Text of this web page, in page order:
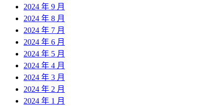
2024 年 9 月
2024 年 8 月
2024 年 7 月
2024 年 6 月
2024 年 5 月
2024 年 4 月
2024 年 3 月
2024 年 2 月
2024 年 1 月